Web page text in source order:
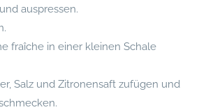
auspressen.
fraîche in einer kleinen Schale
Salz und Zitronensaft zufügen und